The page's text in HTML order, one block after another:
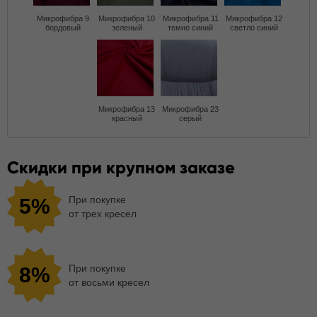
Микрофибра 9
бордовый
Микрофибра 10
зеленый
Микрофибра 11
темно синий
Микрофибра 12
светло синий
Микрофибра 13
красный
Микрофибра 23
серый
Скидки при крупном заказе
5%
При покупке
от трех кресел
8%
При покупке
от восьми кресел